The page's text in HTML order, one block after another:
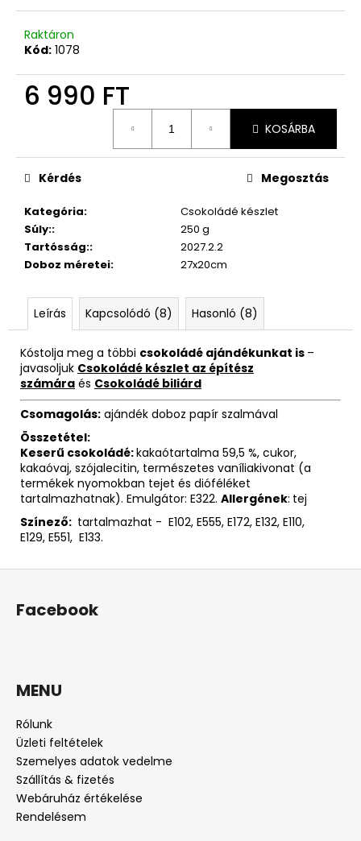
Raktáron
Kód: 1078
6 990 FT
KOSÁRBA
Kategória:
Csokoládé készlet
Súly::
250 g
Tartósság::
2027.2.2
Doboz méretei: 27x20cm
Kérdés Megosztás
Leírás Kapcsolódó (8) Hasonló (8)
Kóstolja meg a többi csokoládé ajándékunkat is –
javasoljuk Csokoládé készlet az építész
számára és Csokoládé biliárd
Csomagolás: ajándék doboz papír szalmával
Összetétel:
Keserű csokoládé:kakaótartalma 59,5 %, cukor,
kakaóvaj, szójalecitin, természetes vaníliakivonat (a
termékek nyomokban tejet és dióféléket
tartalmazhatnak). Emulgátor: E322. Allergének: tej
Színező: tartalmazhat - E102, E555, E172, E132, E110,
E129, E551, E133.
Facebook
MENU
Rólunk
Üzleti feltételek
Szemelyes adatok vedelme
Szállítás & fizetés
Webáruház értékelése
Rendelésem